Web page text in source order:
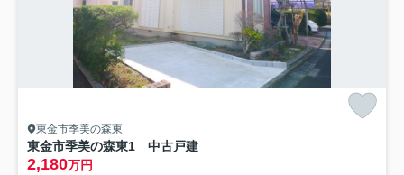
東金市季美の森東
東金市季美の森東1 中古戸建
2,180万円